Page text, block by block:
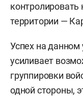
территории —
Успех на данном
усиливает
группировки
одной стороны,